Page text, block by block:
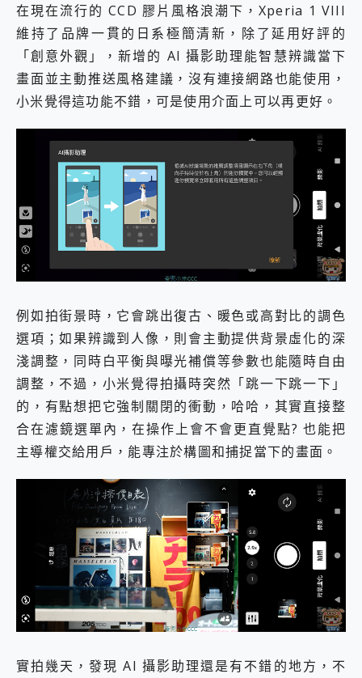
在現在流行的 CCD 膠片風格浪潮下，Xperia 1 VIII
維持了品牌一貫的日系極簡清新，除了延用好評的
「創意外觀」，新增的 AI 攝影助理能智慧辨識當下
畫面並主動推送風格建議，沒有連接網路也能使用，
小米覺得這功能不錯，可是使用介面上可以再更好。
例如拍街景時，它會跳出復古、暖色或高對比的調色
選項；如果辨識到人像，則會主動提供背景虛化的深
淺調整，同時白平衡與曝光補償等參數也能隨時自由
調整，不過，小米覺得拍攝時突然「跳一下跳一下」
的，有點想把它強制關閉的衝動，哈哈，其實直接整
合在濾鏡選單內，在操作上會不會更直覺點? 也能把
主導權交給用戶，能專注於構圖和捕捉當下的畫面。
實拍幾天，發現 AI 攝影助理還是有不錯的地方，不